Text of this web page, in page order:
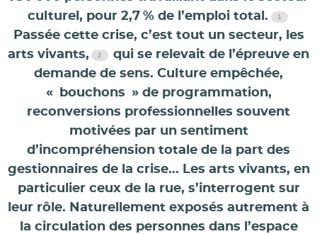
culturel, pour 2,7 % de l’emploi total.
Passée cette crise, c’est tout un secteur, les
arts vivants,
qui se relevait de l’épreuve en
demande de sens. Culture empêchée,
« bouchons » de programmation,
reconversions professionnelles souvent
motivées par un sentiment
d’incompréhension totale de la part des
gestionnaires de la crise... Les arts vivants, en
particulier ceux de la rue, s’interrogent sur
leur rôle. Naturellement exposés autrement à
la circulation des personnes dans l’espace